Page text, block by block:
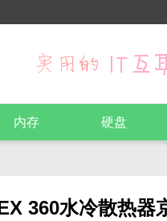
内存 硬盘
360水冷散热器